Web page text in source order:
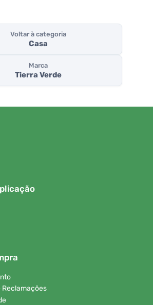
Voltar à categoria
Casa
Marca
Tierra Verde
Reclamações